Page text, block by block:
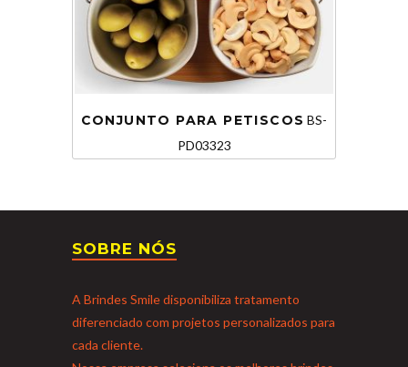
CONJUNTO PARA PETISCOS BS-
PD03323
SOBRE NÓS
A Brindes Smile disponibiliza tratamento
diferenciado com projetos personalizados para
cada cliente.